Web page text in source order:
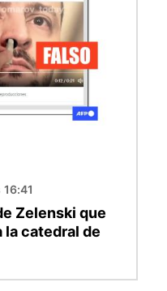
Zelenski que
catedral de